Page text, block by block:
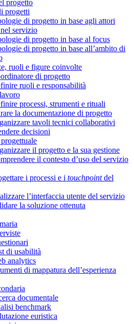
progetto
progetti
di progetto in base agli attori
servizio
di progetto in base al focus
di progetto in base all’ambito di
ruoli e figure coinvolte
di progetto
ruoli e responsabilità
processi, strumenti e rituali
la documentazione di progetto
tavoli tecnici collaborativi
decisioni
il progetto e la sua gestione
il contesto d’uso del servizio
i processi e i touchpointdel
l’interfaccia utente del servizio
la soluzione ottenuta
di usabilità
analytics
di mappatura dell’esperienza
documentale
benchmark
euristica